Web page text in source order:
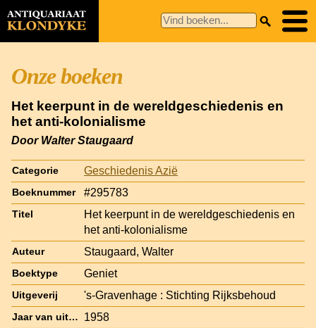
Onze boeken
Het keerpunt in de wereldgeschiedenis en
het anti-kolonialisme
Door Walter Staugaard
Categorie Geschiedenis Azië
Boeknummer #295783
Titel
Het keerpunt in de wereldgeschiedenis en
het anti-kolonialisme
Auteur Staugaard, Walter
Boektype Geniet
Uitgeverij 's-Gravenhage : Stichting Rijksbehoud
Jaar van uitgave 1958